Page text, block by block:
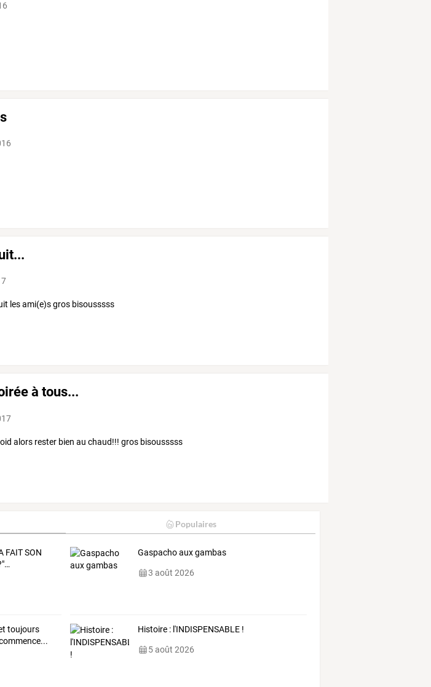
les ami(e)s gros bisousssss
à tous...
alors rester bien au chaud!!! gros bisousssss
Populaires
FAITSON
…
Gaspacho aux gambas
3 août 2026
toujours
Histoire : l'INDISPENSABLE !
5 août 2026